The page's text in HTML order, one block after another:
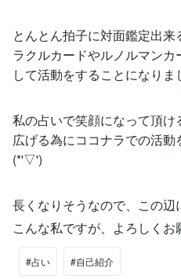
とんとん拍子に対面鑑定出
ラクルカードやルノルマン
して活動をすることになり
私の占いで笑顔になって頂
広げる為にココナラでの活
(*'▽')
長くなりそうなので、この辺
こんな私ですが、よろしく
#占い #自己紹介